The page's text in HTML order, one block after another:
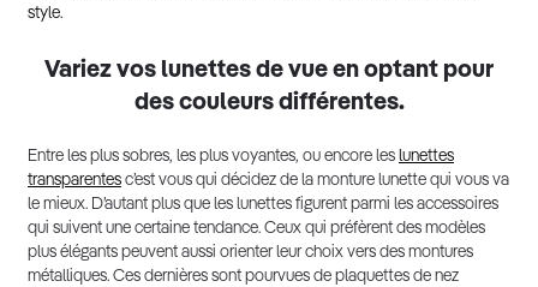
style.
Variez vos lunettes de vue en optant pour
des couleurs différentes.
Entre les plus sobres, les plus voyantes, ou encore les lunettes
transparentes c’est vous qui décidez de la monture lunette qui vous va
le mieux. D’autant plus que les lunettes figurent parmi les accessoires
qui suivent une certaine tendance. Ceux qui préfèrent des modèles
plus élégants peuvent aussi orienter leur choix vers des montures
métalliques. Ces dernières sont pourvues de plaquettes de nez